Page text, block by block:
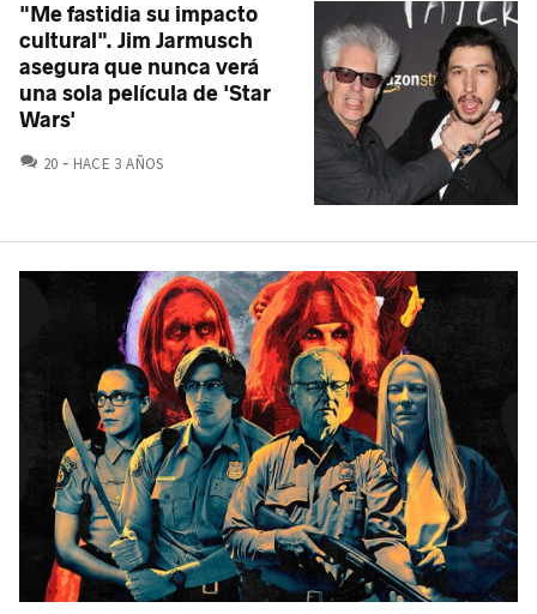
"Me fastidia su impacto
cultural". Jim Jarmusch
asegura que nunca verá
una sola película de 'Star
Wars'
20 COMENTARIOS
HACE 3 AÑOS